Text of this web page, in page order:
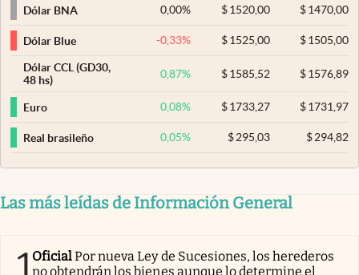
Dólar BNA
0,00% $ 1520,00 $1470,00
Dólar Blue -0,33% $ 1525,00 $1505,00
Dólar CCL (GD30,
48 hs)
0,87% $ 1585,52 $1576,89
Euro 0,08% $ 1733,27 $1731,97
Real brasileño 0,05% $295,03 $294,82
Las más leídas de Información General
OficialPor nueva Ley de Sucesiones, los herederos
no obtendrán los bienes aunque lo determine el